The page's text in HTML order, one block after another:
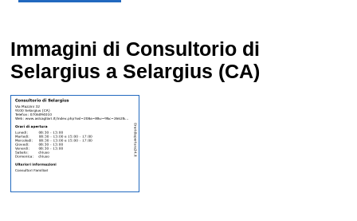
Immagini di Consultorio di
Selargius a Selargius (CA)